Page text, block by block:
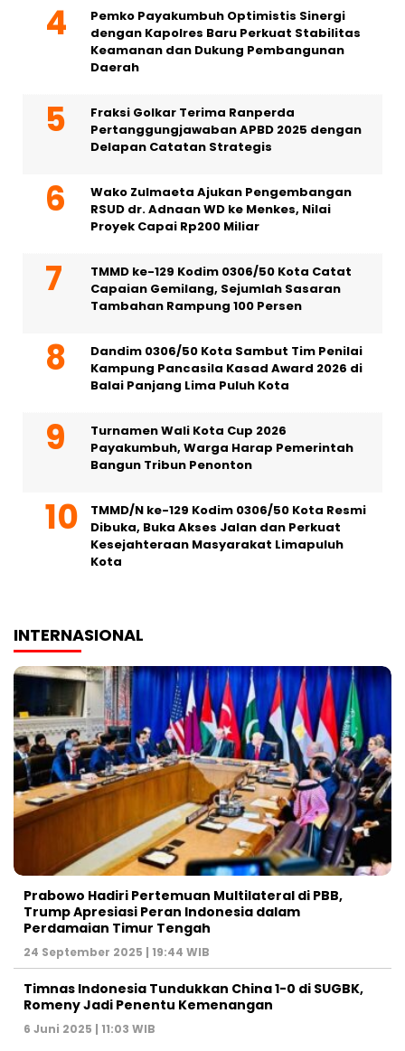
Pemko Payakumbuh Optimistis Sinergi
dengan Kapolres Baru Perkuat Stabilitas
Keamanan dan Dukung Pembangunan
Daerah
Fraksi Golkar Terima Ranperda
Pertanggungjawaban APBD 2025 dengan
Delapan Catatan Strategis
Wako Zulmaeta Ajukan Pengembangan
RSUD dr. Adnaan WD ke Menkes, Nilai
Proyek Capai Rp200 Miliar
TMMD ke-129 Kodim 0306/50 Kota Catat
Capaian Gemilang, Sejumlah Sasaran
Tambahan Rampung 100 Persen
Dandim 0306/50 Kota Sambut Tim Penilai
Kampung Pancasila Kasad Award 2026 di
Balai Panjang Lima Puluh Kota
Turnamen Wali Kota Cup 2026
Payakumbuh, Warga Harap Pemerintah
Bangun Tribun Penonton
TMMD/N ke-129 Kodim 0306/50 Kota Resmi
Dibuka, Buka Akses Jalan dan Perkuat
Kesejahteraan Masyarakat Limapuluh
Kota
INTERNASIONAL
Prabowo Hadiri Pertemuan Multilateral di PBB,
Trump Apresiasi Peran Indonesia dalam
Perdamaian Timur Tengah
24 September 2025 | 19:44 WIB
Timnas Indonesia Tundukkan China 1-0 di SUGBK,
Romeny Jadi Penentu Kemenangan
6 Juni 2025 | 11:03 WIB